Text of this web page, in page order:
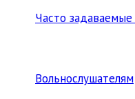
Часто
Вольнослушателям